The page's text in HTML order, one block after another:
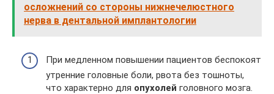
осложнений со стороны нижнечелюстного
нерва в дентальной имплантологии
При медленном повышении пациентов беспокоят
утренние головные боли, рвота без тошноты,
что характерно для опухолей головного мозга.